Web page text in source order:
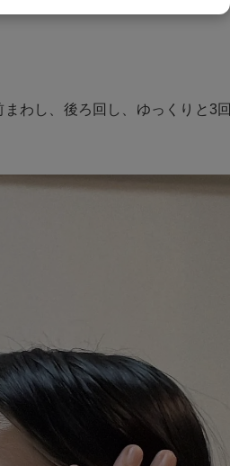
わし、後ろ回し、ゆっくりと3回